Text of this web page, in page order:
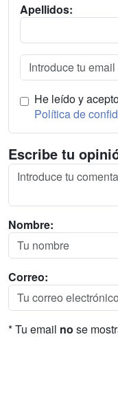
Apellidos:
He leído y
Política de
Escribe tu
Nombre:
Correo:
* Tu email no se